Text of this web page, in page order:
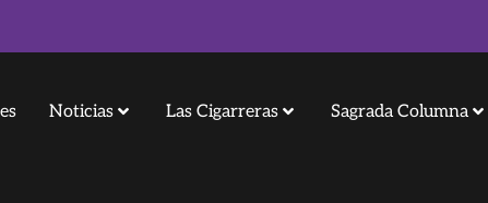
Noticias Las Cigarreras Sagrada Columna